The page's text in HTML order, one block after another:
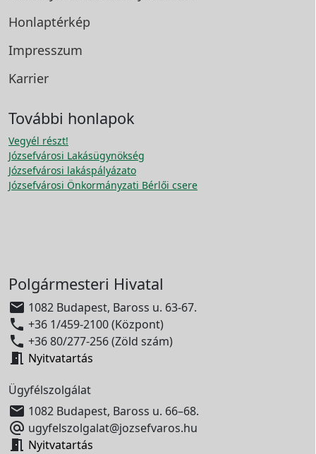
Honlaptérkép
Impresszum
Karrier
További honlapok
Vegyél részt!
Józsefvárosi Lakásügynökség
Józsefvárosi lakáspályázato
Józsefvárosi Önkormányzati Bérlői csere
Polgármesteri Hivatal
 1082 Budapest, Baross u. 63-67.
 +36 1/459-2100 (Központ)
 +36 80/277-256 (Zöld szám)
 Nyitvatartás
Ügyfélszolgálat
 1082 Budapest, Baross u. 66–68.
 ugyfelszolgalat@jozsefvaros.hu
 Nyitvatartás